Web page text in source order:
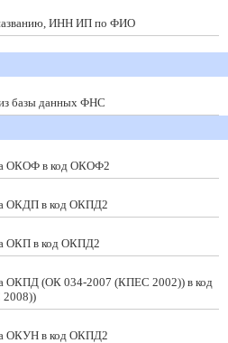
ИНН ИП по ФИО
базы данных ФНС
ОКОФ в код ОКОФ2
ОКДП в код ОКПД2
ОКП в код ОКПД2
ОКПД (ОК 034-2007 (КПЕС 2002)) в код
ОКУН в код ОКПД2